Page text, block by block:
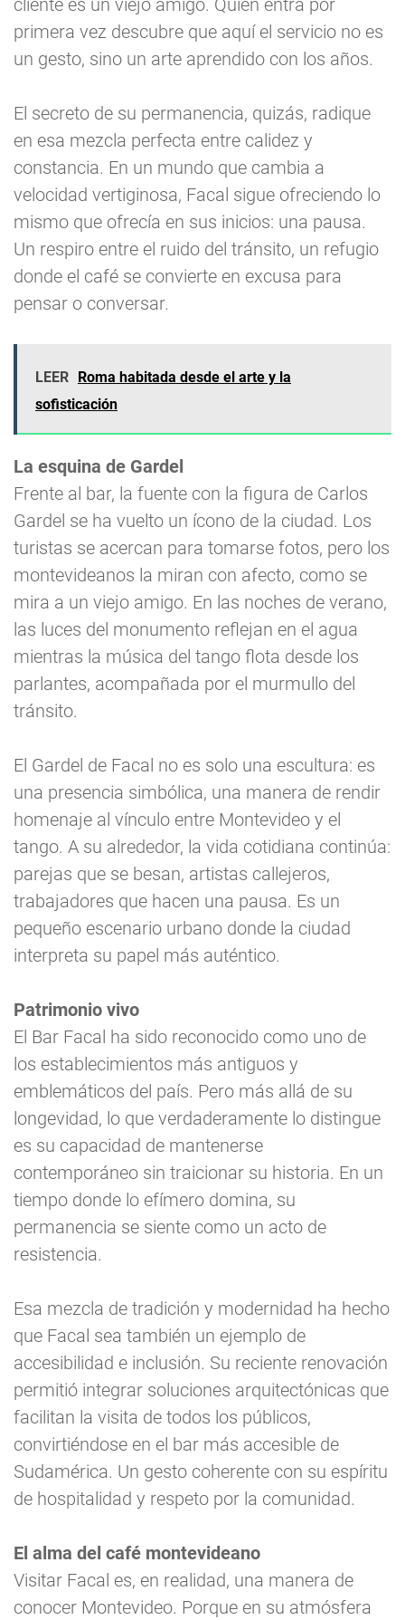
cliente es un viejo amigo. Quien entra por
primera vez descubre que aquí el servicio no es
un gesto, sino un arte aprendido con los años.
El secreto de su permanencia, quizás, radique
en esa mezcla perfecta entre calidez y
constancia. En un mundo que cambia a
velocidad vertiginosa, Facal sigue ofreciendo lo
mismo que ofrecía en sus inicios: una pausa.
Un respiro entre el ruido del tránsito, un refugio
donde el café se convierte en excusa para
pensar o conversar.
LEER
Roma habitada desde el arte y la
sofisticación
La esquina de Gardel
Frente al bar, la fuente con la figura de Carlos
Gardel se ha vuelto un ícono de la ciudad. Los
turistas se acercan para tomarse fotos, pero los
montevideanos la miran con afecto, como se
mira a un viejo amigo. En las noches de verano,
las luces del monumento reflejan en el agua
mientras la música del tango flota desde los
parlantes, acompañada por el murmullo del
tránsito.
El Gardel de Facal no es solo una escultura: es
una presencia simbólica, una manera de rendir
homenaje al vínculo entre Montevideo y el
tango. A su alrededor, la vida cotidiana continúa:
parejas que se besan, artistas callejeros,
trabajadores que hacen una pausa. Es un
pequeño escenario urbano donde la ciudad
interpreta su papel más auténtico.
Patrimonio vivo
El Bar Facal ha sido reconocido como uno de
los establecimientos más antiguos y
emblemáticos del país. Pero más allá de su
longevidad, lo que verdaderamente lo distingue
es su capacidad de mantenerse
contemporáneo sin traicionar su historia. En un
tiempo donde lo efímero domina, su
permanencia se siente como un acto de
resistencia.
Esa mezcla de tradición y modernidad ha hecho
que Facal sea también un ejemplo de
accesibilidad e inclusión. Su reciente renovación
permitió integrar soluciones arquitectónicas que
facilitan la visita de todos los públicos,
convirtiéndose en el bar más accesible de
Sudamérica. Un gesto coherente con su espíritu
de hospitalidad y respeto por la comunidad.
El alma del café montevideano
Visitar Facal es, en realidad, una manera de
conocer Montevideo. Porque en su atmósfera